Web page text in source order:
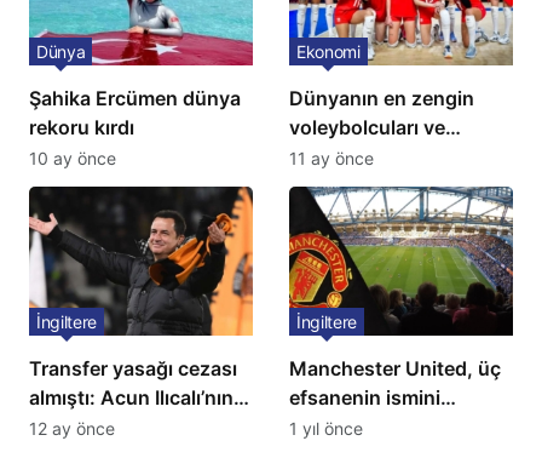
Şahika Ercümen dünya
rekoru kırdı
Dünya
10 ay önce
Dünyanın en zengin
voleybolcuları ve
servetleri açıklandı:
Listede 2 Türk yıldız
bulunuyor
Ekonomi
11 ay önce
Transfer yasağı cezası
almıştı: Acun Ilıcalı’nın
ekibi Hull City’ye kötü
İngiltere
12 ay önce
Manchester United, üç
efsanenin ismini
yasakladı
İngiltere
1 yıl önce